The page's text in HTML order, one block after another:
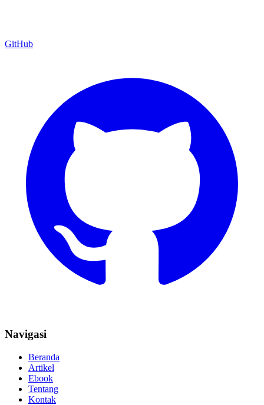
GitHub
Navigasi
Beranda
Artikel
Ebook
Tentang
Kontak